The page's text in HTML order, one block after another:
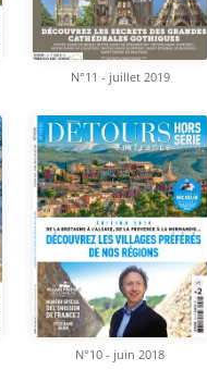
N°11 - juillet 2019
N°10 - juin 2018